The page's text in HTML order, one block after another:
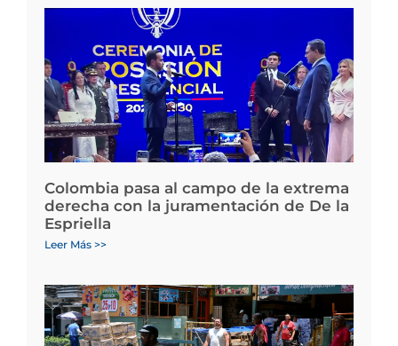
Colombia pasa al campo de la extrema
derecha con la juramentación de De la
Espriella
Leer Más >>